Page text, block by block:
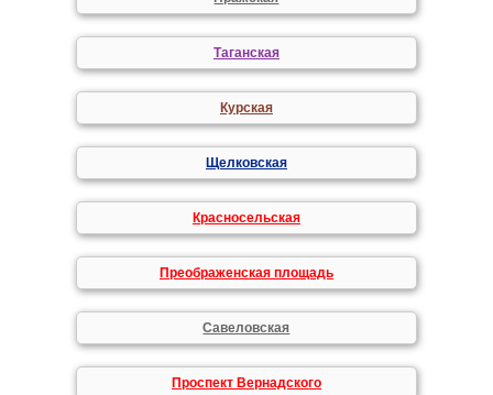
Таганская
Курская
Щелковская
Красносельская
Преображенская площадь
Савеловская
Проспект Вернадского